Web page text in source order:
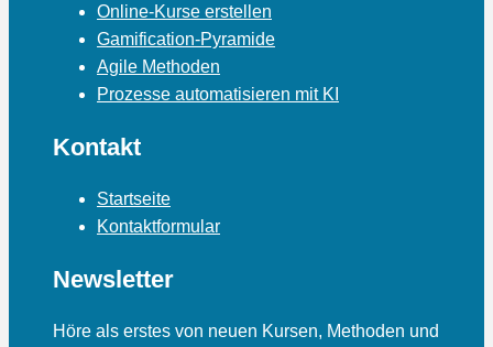
Online-Kurse erstellen
Gamification-Pyramide
Agile Methoden
Prozesse automatisieren mit KI
Kontakt
Startseite
Kontaktformular
Newsletter
Höre als erstes von neuen Kursen, Methoden und